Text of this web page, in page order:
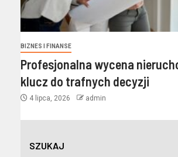
BIZNES I FINANSE
Profesjonalna wycena
klucz do trafnych decyzji
4 lipca, 2026 admin
SZUKAJ